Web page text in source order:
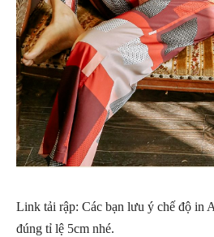
Link tải rập: Các bạn lưu ý chế độ in
đúng tỉ lệ 5cm nhé.